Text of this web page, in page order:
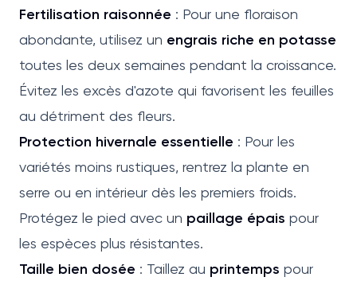
Fertilisation raisonnée : Pour une floraison
abondante, utilisez un engrais riche en potasse
toutes les deux semaines pendant la croissance.
Évitez les excès d'azote qui favorisent les feuilles
au détriment des fleurs.
Protection hivernale essentielle : Pour les
variétés moins rustiques, rentrez la plante en
serre ou en intérieur dès les premiers froids.
Protégez le pied avec un paillage épais pour
les espèces plus résistantes.
Taille bien dosée : Taillez au printemps pour